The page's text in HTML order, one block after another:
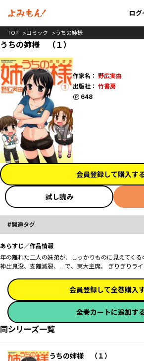
ログ
TOP コミック うちの姉様
うちの姉様 （１）
作家名： 野広実由
出版社： 竹書房
648
ポイント
会員登録して購入す
試し読み
関連タグ
あらすじ／作品情報
年の離れた二人の妹弟が、しっかりものに見えてく
神出鬼没、支離滅裂、…で、東大主席。 ぎりぎりラ
会員登録して全巻購入
全巻カートに追加す
同シリーズ一覧
うちの姉様 （１）